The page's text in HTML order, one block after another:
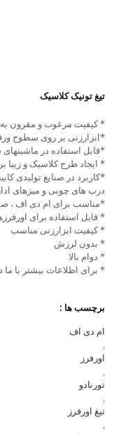
تیغ تونیک کلاسیک
* کیفیت مرغوب و مقرون
*ابزارزنی بر روی سطوح
*قابل استفاده در
* ایجاد طرح کلاسیک و زیبا
*کاربرد در صنایع تولیدی
درب های چوبی و میزهای
*مناسب برای ام دی اف ،
* قابل استفاده برای
* کیفیت ابزارزنی مناسب
* بدون لرزش
* دوام بالا
* برای اطلاعات بیشتر با
برچسب ها :
ام دی اف
,
اورفرز
,
تورنادو
,
تیغ اورفرز
,